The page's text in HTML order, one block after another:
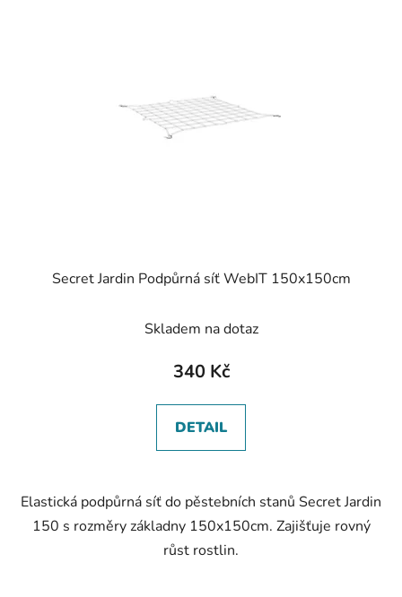
Secret Jardin Podpůrná síť WebIT 150x150cm
Skladem na dotaz
340 Kč
DETAIL
Elastická podpůrná síť do pěstebních stanů Secret Jardin
150 s rozměry základny 150x150cm. Zajišťuje rovný
růst rostlin.